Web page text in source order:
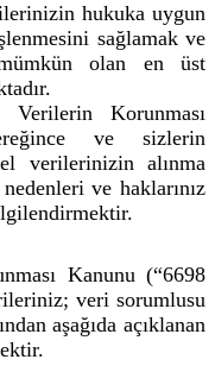
hukuka uygun
sağlamak ve
olan en üst
Verilerin Korunması
ve sizlerin
verilerinizin alınma
ve haklarınız
Kanunu (“6698
veri sorumlusu
aşağıda açıklanan